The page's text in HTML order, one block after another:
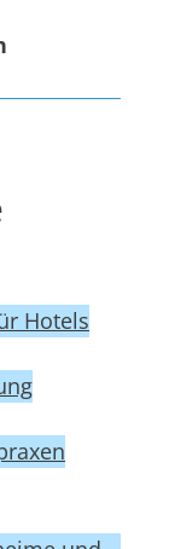
Hotels